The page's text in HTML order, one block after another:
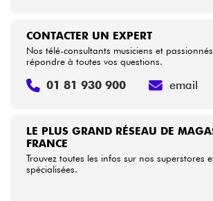
LE PLUS GRAND RÉSEAU DE
FRANCE
Trouvez toutes les infos sur nos superstores
spécialisées.
CONTACTER UN EXPERT
Nos télé-consultants musiciens et
répondre à toutes vos questions.
01 81 930 900 email